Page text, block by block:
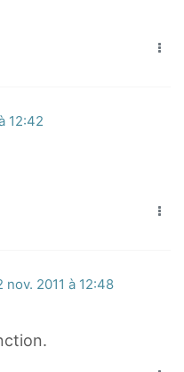
12:42
nov. 2011 à 12:48